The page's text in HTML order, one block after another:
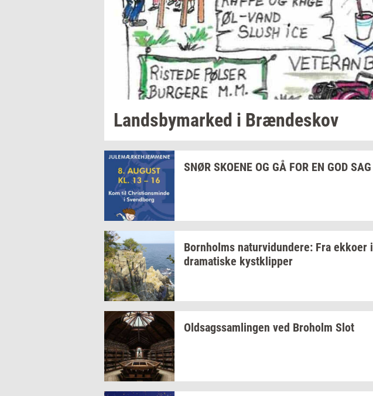
Lands­by­mar­ked i Bræn­de­skov
SNØR SKO­E­NE OG GÅ FOR EN GOD SAG
Born­holms na­tur­vi­dun­de­re: Fra ek­ko­er i
dra­ma­ti­ske kyst­klip­per
Oldsags­sam­lin­gen ved Bro­holm Slot